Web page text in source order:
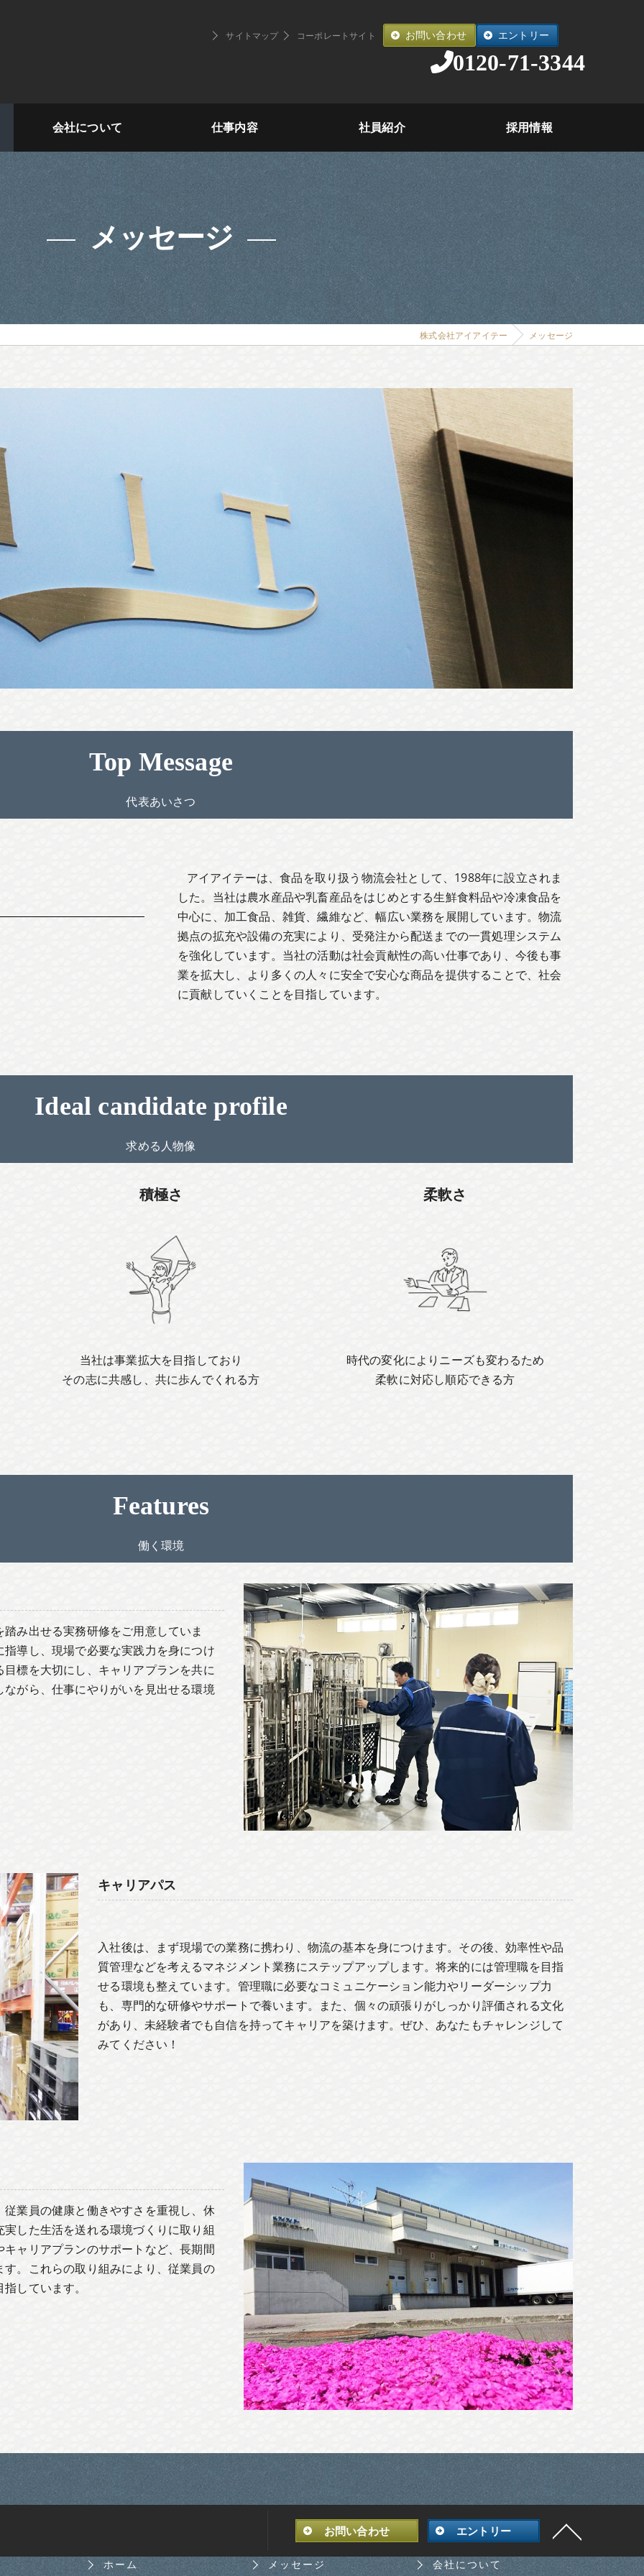
0120-71-3344
サイトマップ コーポレートサイト お問い合わせ エントリー
会社について 仕事内容
管理スタッフ
社員紹介
A.N.さん
K.Y.さん
採用情報
【募集要項】管理スタッフ
【募集要領】庫内仕分け（アルバイ
メッセージ
株式会社アイアイテー メッセージ
Top Message
代表あいさつ
アイアイテーは、食品を取り扱う物流会社として、1988年に設立されま
した。当社は農水産品や乳畜産品をはじめとする生鮮食料品や冷凍食品を
中心に、加工食品、雑貨、繊維など、幅広い業務を展開しています。物流
拠点の拡充や設備の充実により、受発注から配送までの一貫処理システム
を強化しています。当社の活動は社会貢献性の高い仕事であり、今後も事
業を拡大し、より多くの人々に安全で安心な商品を提供することで、社会
に貢献していくことを目指しています。
Ideal candidate profile
求める人物像
積極さ
当社は事業拡大を目指しており
その志に共感し、共に歩んでくれる方
柔軟さ
時代の変化によりニーズも変わるため
柔軟に対応し順応できる方
Features
働く環境
み出せる実務研修をご用意していま
導し、現場で必要な実践力を身につけ
標を大切にし、キャリアプランを共に
がら、仕事にやりがいを見出せる環境
キャリアパス
入社後は、まず現場での業務に携わり、物流の基本を身につけます。その後、効率性や品
質管理などを考えるマネジメント業務にステップアップします。将来的には管理職を目指
せる環境も整えています。管理職に必要なコミュニケーション能力やリーダーシップ力
も、専門的な研修やサポートで養います。また、個々の頑張りがしっかり評価される文化
があり、未経験者でも自信を持ってキャリアを築けます。ぜひ、あなたもチャレンジして
みてください！
業員の健康と働きやすさを重視し、休
した生活を送れる環境づくりに取り組
ャリアプランのサポートなど、長期間
。これらの取り組みにより、従業員の
しています。
お問い合わせ エントリー
ホーム メッセージ 会社について